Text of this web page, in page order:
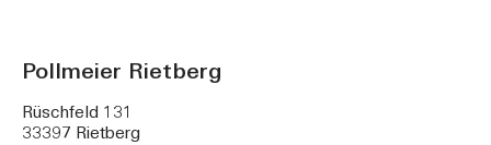
Pollmeier Rietberg
Rüschfeld 131
33397 Rietberg